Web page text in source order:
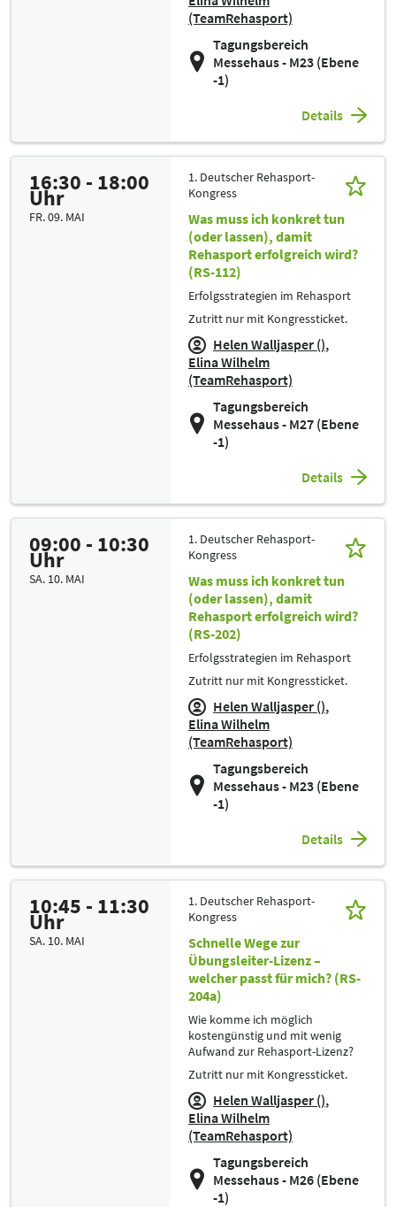
(TeamRehasport)
Tagungsbereich
Messehaus - M23 (Ebene
-1)
Details
16:30 - 18:00
Uhr
FR. 09. MAI
1. Deutscher Rehasport-
Kongress
Was muss ich konkret tun
(oder lassen), damit
Rehasport erfolgreich wird?
(RS-112)
Erfolgsstrategien im Rehasport
Zutritt nur mit Kongressticket.
Helen Walljasper ()
Elina Wilhelm
(TeamRehasport)
Tagungsbereich
Messehaus - M27 (Ebene
-1)
Details
09:00 - 10:30
Uhr
SA. 10. MAI
1. Deutscher Rehasport-
Kongress
Was muss ich konkret tun
(oder lassen), damit
Rehasport erfolgreich wird?
(RS-202)
Erfolgsstrategien im Rehasport
Zutritt nur mit Kongressticket.
Helen Walljasper ()
Elina Wilhelm
(TeamRehasport)
Tagungsbereich
Messehaus - M23 (Ebene
-1)
Details
10:45 - 11:30
Uhr
SA. 10. MAI
1. Deutscher Rehasport-
Kongress
Schnelle Wege zur
Übungsleiter-Lizenz –
welcher passt für mich? (RS-
204a)
Wie komme ich möglich
kostengünstig und mit wenig
Aufwand zur Rehasport-Lizenz?
Zutritt nur mit Kongressticket.
Helen Walljasper ()
Elina Wilhelm
(TeamRehasport)
Tagungsbereich
Messehaus - M26 (Ebene
-1)